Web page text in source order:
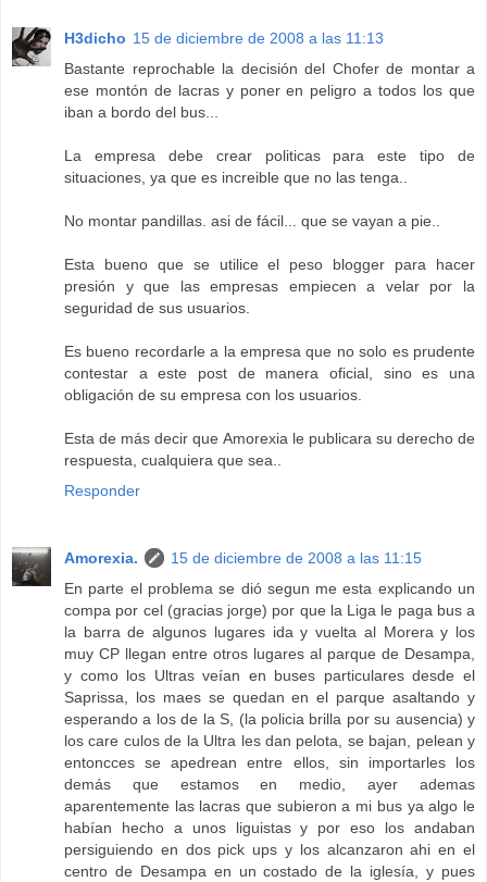
H3dicho 15 de diciembre de 2008 a las 11:13
Bastante reprochable la decisión del Chofer de montar a
ese montón de lacras y poner en peligro a todos los que
iban a bordo del bus...
La empresa debe crear politicas para este tipo de
situaciones, ya que es increible que no las tenga..
No montar pandillas. asi de fácil... que se vayan a pie..
Esta bueno que se utilice el peso blogger para hacer
presión y que las empresas empiecen a velar por la
seguridad de sus usuarios.
Es bueno recordarle a la empresa que no solo es prudente
contestar a este post de manera oficial, sino es una
obligación de su empresa con los usuarios.
Esta de más decir que Amorexia le publicara su derecho de
respuesta, cualquiera que sea..
Responder
Amorexia.
15 de diciembre de 2008 a las 11:15
En parte el problema se dió segun me esta explicando un
compa por cel (gracias jorge) por que la Liga le paga bus a
la barra de algunos lugares ida y vuelta al Morera y los
muy CP llegan entre otros lugares al parque de Desampa,
y como los Ultras veían en buses particulares desde el
Saprissa, los maes se quedan en el parque asaltando y
esperando a los de la S, (la policia brilla por su ausencia) y
los care culos de la Ultra les dan pelota, se bajan, pelean y
entoncces se apedrean entre ellos, sin importarles los
demás que estamos en medio, ayer ademas
aparentemente las lacras que subieron a mi bus ya algo le
habían hecho a unos liguistas y por eso los andaban
persiguiendo en dos pick ups y los alcanzaron ahi en el
centro de Desampa en un costado de la iglesía, y pues